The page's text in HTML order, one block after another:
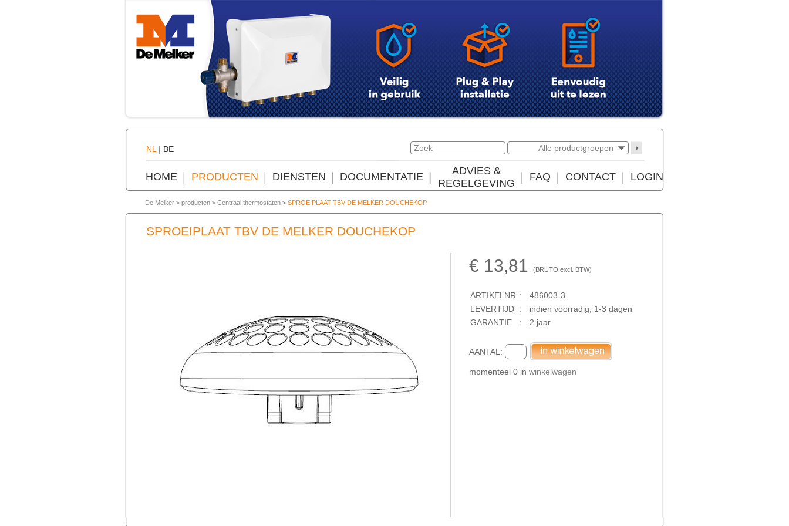
NL | BE Alle productgroepen
HOME PRODUCTEN DIENSTEN DOCUMENTATIE
ADVIES &
REGELGEVING
FAQ CONTACT LOGIN
De Melker > producten > Centraal thermostaten > SPROEIPLAAT TBV DE MELKER DOUCHEKOP
SPROEIPLAAT TBV DE MELKER DOUCHEKOP
€ 13,81 (BRUTO excl. BTW)
ARTIKELNR. :
486003-3
LEVERTIJD
:
indien voorradig, 1-3 dagen
GARANTIE
: 2 jaar
AANTAL:
momenteel 0 in winkelwagen